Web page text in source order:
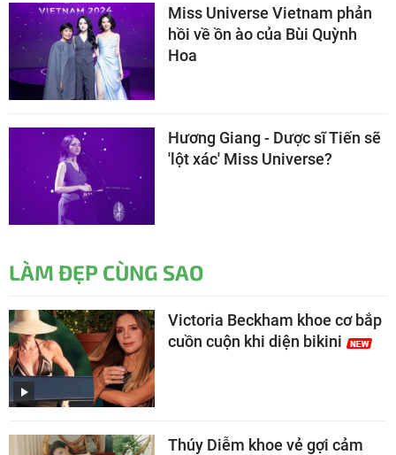
Miss Universe Vietnam phản
hồi về ồn ào của Bùi Quỳnh
Hoa
Hương Giang - Dược sĩ Tiến sẽ
'lột xác' Miss Universe?
LÀM ĐẸP CÙNG SAO
Victoria Beckham khoe cơ bắp
cuồn cuộn khi diện bikini
Thúy Diễm khoe vẻ gợi cảm